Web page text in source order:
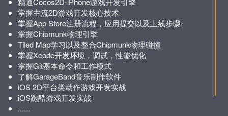
掌握主流2D游戏开发核心技术
掌握App Store注册流程，应用提交以及上线步骤
掌握Chipmunk物理引擎
Tiled Map学习以及整合Chipmunk物理碰撞
掌握Xcode开发环境，调试，性能优化
掌握Git基本命令和工作模式
了解GarageBand音乐制作软件
iOS 2D平台类动作游戏开发实战
iOS跑酷游戏开发实战
......